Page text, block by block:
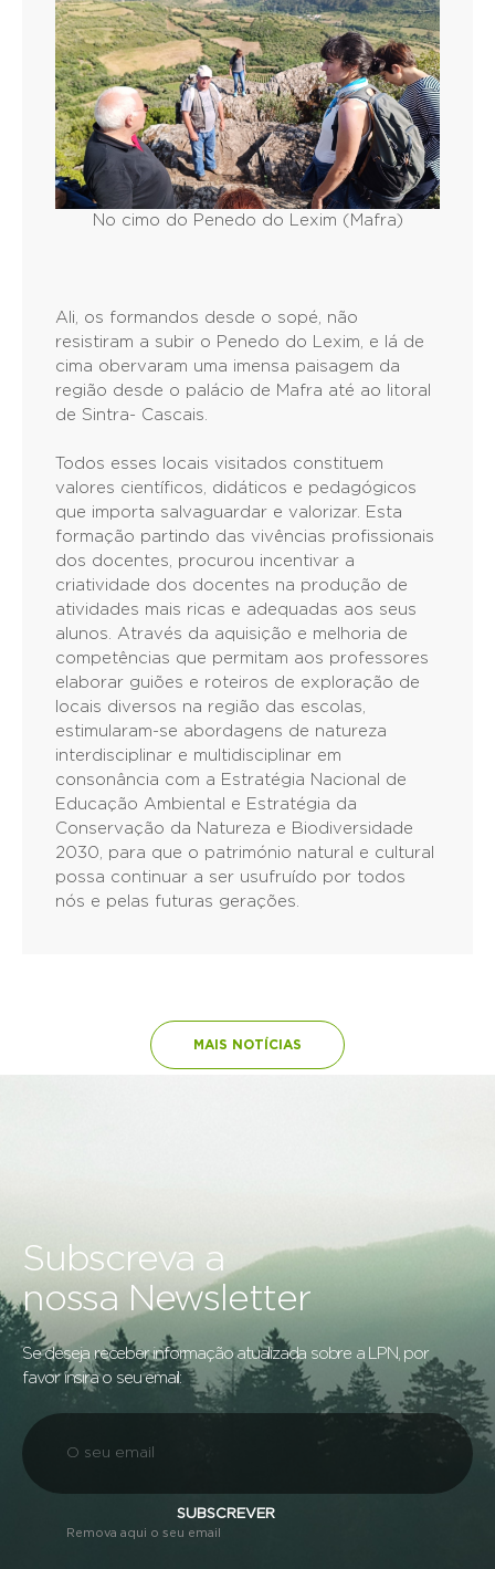
No cimo do Penedo do Lexim (Mafra)
Ali, os formandos desde o sopé, não
resistiram a subir o Penedo do Lexim, e lá de
cima obervaram uma imensa paisagem da
região desde o palácio de Mafra até ao litoral
de Sintra- Cascais.
Todos esses locais visitados constituem
valores científicos, didáticos e pedagógicos
que importa salvaguardar e valorizar. Esta
formação partindo das vivências profissionais
dos docentes, procurou incentivar a
criatividade dos docentes na produção de
atividades mais ricas e adequadas aos seus
alunos. Através da aquisição e melhoria de
competências que permitam aos professores
elaborar guiões e roteiros de exploração de
locais diversos na região das escolas,
estimularam-se abordagens de natureza
interdisciplinar e multidisciplinar em
consonância com a Estratégia Nacional de
Educação Ambiental e Estratégia da
Conservação da Natureza e Biodiversidade
2030, para que o património natural e cultural
possa continuar a ser usufruído por todos
nós e pelas futuras gerações.
MAIS NOTÍCIAS
Subscreva a
nossa Newsletter
Se deseja receber informação atualizada sobre a LPN, por
favor insira o seu email:
SUBSCREVER
Remova aqui o seu email